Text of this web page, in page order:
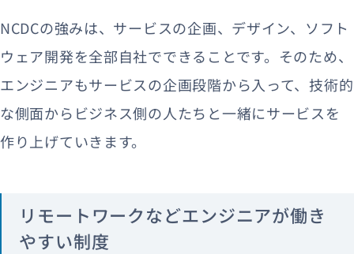
NCDCの強みは、サービスの企画、デザイン、ソフト
ウェア開発を全部自社でできることです。そのため、
エンジニアもサービスの企画段階から入って、技術的
な側面からビジネス側の人たちと一緒にサービスを
作り上げていきます。
リモートワークなどエンジニアが働き
やすい制度